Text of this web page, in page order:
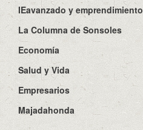
IEavanzado y emprendimiento
La Columna de Sonsoles
Economía
Salud y Vida
Empresarios
Majadahonda